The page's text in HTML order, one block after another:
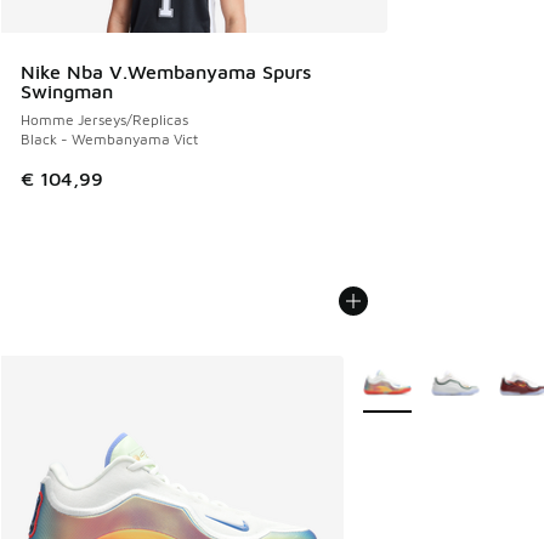
Nike Nba V.Wembanyama Spurs
Swingman
Homme Jerseys/Replicas
Black - Wembanyama Vict
€ 104,99
Plus de couleurs